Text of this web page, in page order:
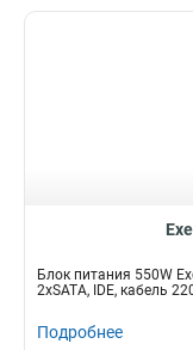
Блок питания 550W
2xSATA, IDE, кабель
Подробнее